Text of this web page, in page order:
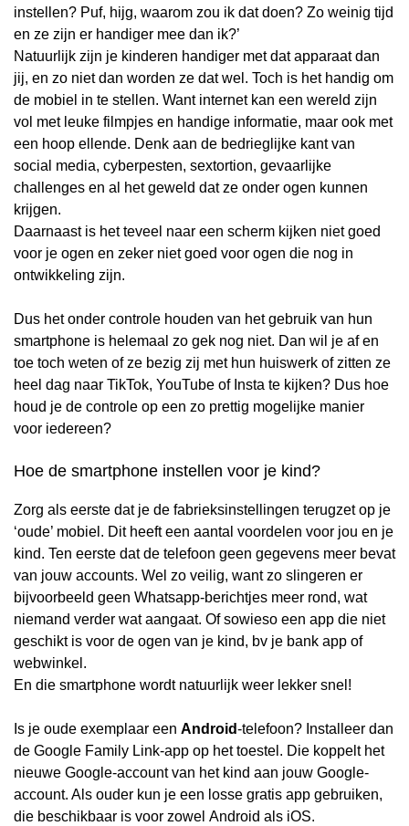
instellen? Puf, hijg, waarom zou ik dat doen? Zo weinig tijd
en ze zijn er handiger mee dan ik?’
Natuurlijk zijn je kinderen handiger met dat apparaat dan
jij, en zo niet dan worden ze dat wel. Toch is het handig om
de mobiel in te stellen. Want internet kan een wereld zijn
vol met leuke filmpjes en handige informatie, maar ook met
een hoop ellende. Denk aan de bedrieglijke kant van
social media, cyberpesten, sextortion, gevaarlijke
challenges en al het geweld dat ze onder ogen kunnen
krijgen.
Daarnaast is het teveel naar een scherm kijken niet goed
voor je ogen en zeker niet goed voor ogen die nog in
ontwikkeling zijn.
Dus het onder controle houden van het gebruik van hun
smartphone is helemaal zo gek nog niet. Dan wil je af en
toe toch weten of ze bezig zij met hun huiswerk of zitten ze
heel dag naar TikTok, YouTube of Insta te kijken? Dus hoe
houd je de controle op een zo prettig mogelijke manier
voor iedereen?
Hoe de smartphone instellen voor je kind?
Zorg als eerste dat je de fabrieksinstellingen terugzet op je
‘oude’ mobiel. Dit heeft een aantal voordelen voor jou en je
kind. Ten eerste dat de telefoon geen gegevens meer bevat
van jouw accounts. Wel zo veilig, want zo slingeren er
bijvoorbeeld geen Whatsapp-berichtjes meer rond, wat
niemand verder wat aangaat. Of sowieso een app die niet
geschikt is voor de ogen van je kind, bv je bank app of
webwinkel.
En die smartphone wordt natuurlijk weer lekker snel!
Is je oude exemplaar een Android-telefoon? Installeer dan
de Google Family Link-app op het toestel. Die koppelt het
nieuwe Google-account van het kind aan jouw Google-
account. Als ouder kun je een losse gratis app gebruiken,
die beschikbaar is voor zowel Android als iOS.